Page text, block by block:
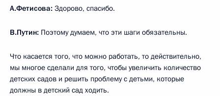
А.Фетисова: Здорово, спасибо.
В.Путин: Поэтому думаем, что эти шаги обязательны.
Что касается того, что можно работать, то действительно,
мы многое сделали для того, чтобы увеличить количество
детских садов и решить проблему с детьми, которые
должны в детский сад ходить.